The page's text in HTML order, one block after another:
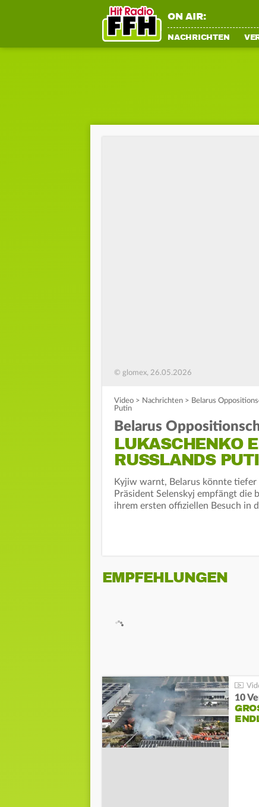
ON AIR:
NACHRICHTEN
© glomex, 26.05.2026
Video > Nachrichten > Belarus
Putin
Belarus
LUKASCHENKO
RUSSLANDS
Kyjiw warnt, Belarus könnte tiefer
Präsident Selenskyj empfängt die
ihrem ersten offiziellen Besuch in
EMPFEHLUNGEN
10